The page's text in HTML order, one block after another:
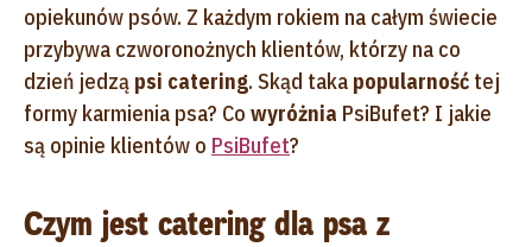
opiekunów psów. Z każdym rokiem na całym świecie
przybywa czworonożnych klientów, którzy na co
dzień jedzą psi catering. Skąd taka popularność tej
formy karmienia psa? Co wyróżnia PsiBufet? I jakie
są opinie klientów o PsiBufet?
Czym jest catering dla psa z